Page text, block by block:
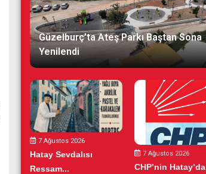
Güzelburç’ta Ateş Parkı Baştan Sona
Yenilendi
7 Ağustos 2026
Hatay Sevdalısı
Ressam...
7 Ağustos 2026
CHP’nin Hatay’da